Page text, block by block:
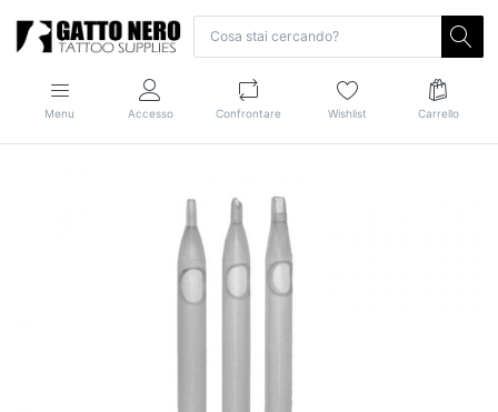
Menu Accesso Confrontare Wishlist Carrello